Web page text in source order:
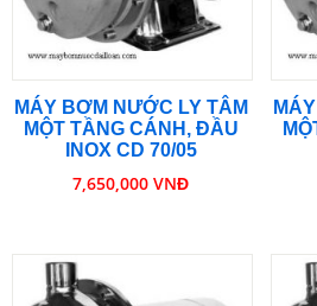
MÁY BƠM NƯỚC LY TÂM
MỘT TẦNG CÁNH, ĐẦU
INOX CD 70/05
7,650,000 VNĐ